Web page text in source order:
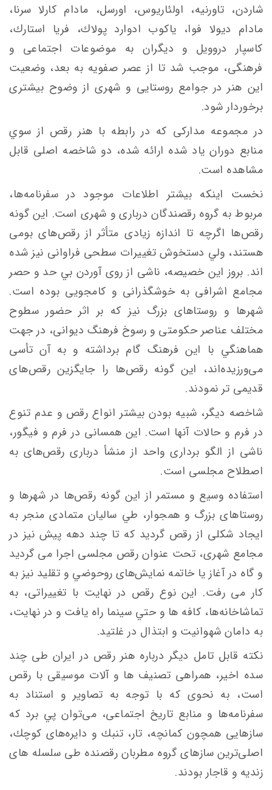
شاردن، تاورنيه، اولئاريوس، اورسل، مادام‌ كارلا سرنا،
مادام ديولا فوا، یاکوب ادوارد پولاك، فريا استارك،
كاسپار دروويل و دیگران به موضوعات اجتماعی و
فرهنگی، موجب شد تا از عصر صفويه به بعد، وضعيت
اين هنر در جوامع روستايی و شهری از وضوح بيشتری
برخوردار شود.
در مجموعه‌ مداركی كه در رابطه با هنر رقص از سوي
منابع دوران ياد شده ارائه شده، دو شاخصه اصلی قابل
مشاهده است.
نخست اينكه بيشتر اطلاعات موجود در سفرنامه‌ها،
مربوط به گروه رقصندگان درباری و شهری است. اين گونه
رقص‌ها اگرچه تا اندازه زيادی متأثر از رقص‌های بومی
هستند، ولي دستخوش تغييرات سطحی فراوانی نیز شده
اند. بروز اين خصيصه، ناشی از روی آوردن بي حد و حصر
مجامع اشرافی به خوشگذرانی و کامجویی بوده است.
شهرها و روستاهای بزرگ نیز که بر اثر حضور سطوح
مختلف عناصر حكومتی و رسوخ فرهنگ ديوانی، در جهت
هماهنگي با اين فرهنگ گام برداشته و به آن تأسی
می‌ورزيده‌اند، اين گونه رقص‌ها را جايگزين رقص‌های
قديمی تر نمودند.
شاخصه‌ ديگر، شبيه بودن بیشتر‌ انواع رقص و عدم تنوع
در فرم و حالات آنها است. اين همسانی در فرم و فيگور،
ناشی از الگو برداری واحد از منشأ درباری رقص‌های به
اصطلاح مجلسی است.
استفاده‌ وسيع و مستمر از اين گونه رقص‌ها در شهرها و
روستاهای بزرگ و همجوار، طي ساليان متمادی منجر به
ایجاد شكلی از رقص گرديد كه تا چند دهه پيش نيز در
مجامع شهری، تحت عنوان رقص‌ مجلسی اجرا می گردید
و گاه در آغاز يا خاتمه‌ نمايش‌های روحوضي و تقليد نیز به
کار می رفت. اين نوع رقص‌ در نهايت با تغييراتی، به
تماشاخانه‌ها، كافه ها و حتي سينما راه يافت و در نهايت،
به دامان شهوانيت و ابتذال در غلتيد.
نکته قابل تامل دیگر درباره هنر رقص در ایران طی چند
سده اخیر، همراهی تصنیف ها و آلات موسیقی با رقص
است، به نحوی که با توجه به تصاوير و استناد به
سفرنامه‌ها و منابع تاريخ اجتماعی، می‌توان پي برد كه
سازهايی همچون كمانچه، تار، تنبك و دايره‌های كوچك،
اصلی‌ترين سازهای گروه مطربان رقصنده طی سلسله های
زنديه و قاجار بودند.